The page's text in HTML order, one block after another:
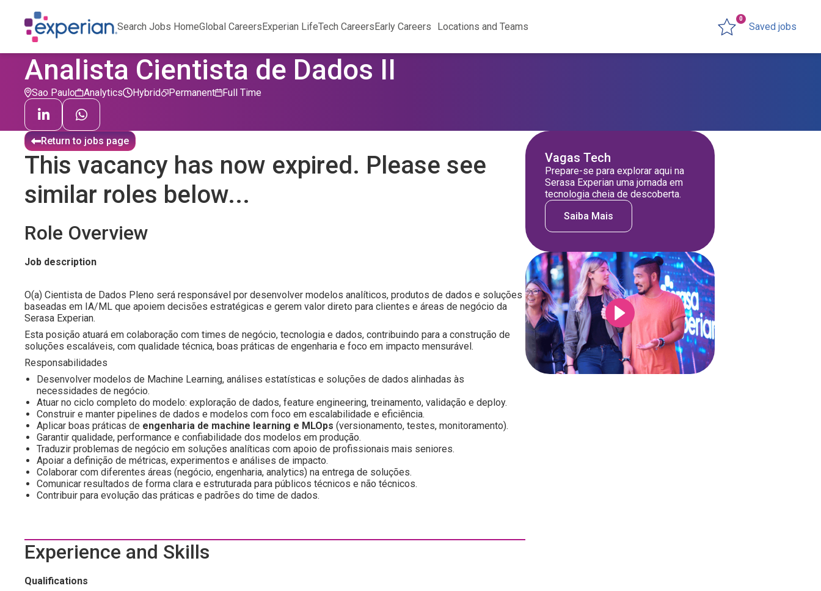
Search Jobs HomeGlobal CareersExperian LifeTech CareersEarly Careers Locations and Teams Saved jobs
0
Analista Cientista de Dados II
Sao Paulo Analytics Permanent
Hybrid Full Time
Return to jobs page
This vacancy has now expired. Please see
similar roles below...
Role Overview
Job description
O(a) Cientista de Dados Pleno será responsável por desenvolver modelos analíticos, produtos de dados e soluções
baseadas em IA/ML que apoiem decisões estratégicas e gerem valor direto para clientes e áreas de negócio da
Serasa Experian.
Esta posição atuará em colaboração com times de negócio, tecnologia e dados, contribuindo para a construção de
soluções escaláveis, com qualidade técnica, boas práticas de engenharia e foco em impacto mensurável.
Responsabilidades
Desenvolver modelos de Machine Learning, análises estatísticas e soluções de dados alinhadas às
necessidades de negócio.
Atuar no ciclo completo do modelo: exploração de dados, feature engineering, treinamento, validação e deploy.
Construir e manter pipelines de dados e modelos com foco em escalabilidade e eficiência.
Aplicar boas práticas de engenharia de machine learning e MLOps (versionamento, testes, monitoramento).
Garantir qualidade, performance e confiabilidade dos modelos em produção.
Traduzir problemas de negócio em soluções analíticas com apoio de profissionais mais seniores.
Apoiar a definição de métricas, experimentos e análises de impacto.
Colaborar com diferentes áreas (negócio, engenharia, analytics) na entrega de soluções.
Comunicar resultados de forma clara e estruturada para públicos técnicos e não técnicos.
Contribuir para evolução das práticas e padrões do time de dados.
Experience and Skills
Qualifications
Vagas Tech
Prepare-se para explorar aqui na
Serasa Experian uma jornada em
tecnologia cheia de descoberta.
Saiba Mais